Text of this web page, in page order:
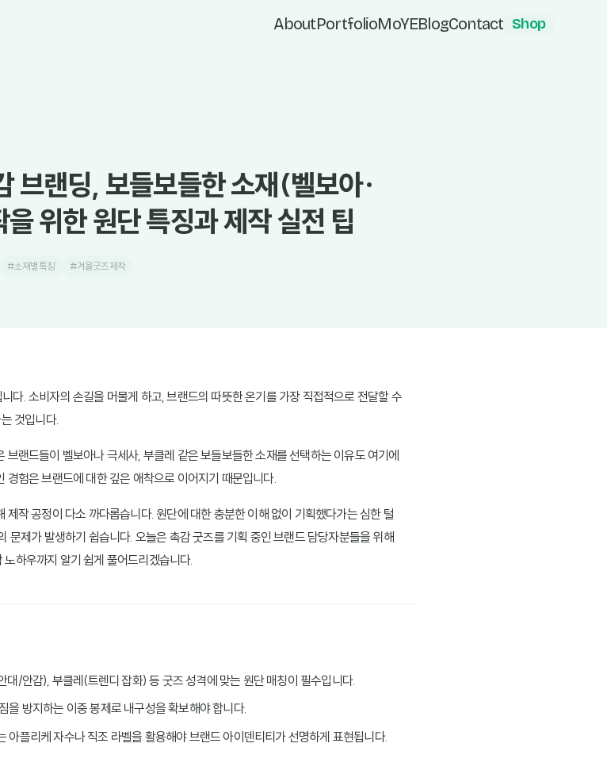
AboutPortfolioMoYEBlogContact Shop
브랜딩, 보들보들한 소재(벨보아·
위한 원단 특징과 제작 실전 팁
#소재별특징 #겨울굿즈제작
다. 소비자의 손길을 머물게 하고, 브랜드의 따뜻한 온기를 가장 직접적으로 전달할 수
것입니다.
랜드들이 벨보아나 극세사, 부클레 같은 보들보들한 소재를 선택하는 이유도 여기에
험은 브랜드에 대한 깊은 애착으로 이어지기 때문입니다.
작 공정이 다소 까다롭습니다. 원단에 대한 충분한 이해 없이 기획했다가는 심한 털
문제가 발생하기 쉽습니다. 오늘은 촉감 굿즈를 기획 중인 브랜드 담당자분들을 위해
하우까지 알기 쉽게 풀어드리겠습니다.
/안감), 부클레(트렌디 잡화) 등 굿즈 성격에 맞는 원단 매칭이 필수입니다.
을 방지하는 이중 봉제로 내구성을 확보해야 합니다.
아플리케 자수나 직조 라벨을 활용해야 브랜드 아이덴티티가 선명하게 표현됩니다.